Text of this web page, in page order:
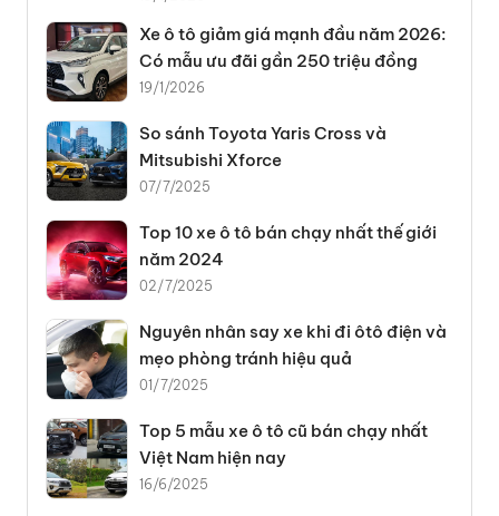
Xe ô tô giảm giá mạnh đầu năm 2026:
Có mẫu ưu đãi gần 250 triệu đồng
19/1/2026
So sánh Toyota Yaris Cross và
Mitsubishi Xforce
07/7/2025
Top 10 xe ô tô bán chạy nhất thế giới
năm 2024
02/7/2025
Nguyên nhân say xe khi đi ôtô điện và
mẹo phòng tránh hiệu quả
01/7/2025
Top 5 mẫu xe ô tô cũ bán chạy nhất
Việt Nam hiện nay
16/6/2025